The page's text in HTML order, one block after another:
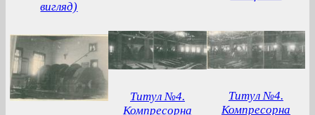
вигляд)
Титул №4.
Компресорна
Титул №4.
Компресорна